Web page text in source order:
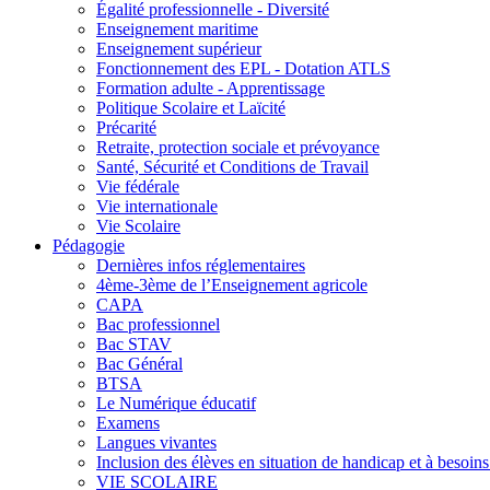
Égalité professionnelle - Diversité
Enseignement maritime
Enseignement supérieur
Fonctionnement des EPL - Dotation ATLS
Formation adulte - Apprentissage
Politique Scolaire et Laïcité
Précarité
Retraite, protection sociale et prévoyance
Santé, Sécurité et Conditions de Travail
Vie fédérale
Vie internationale
Vie Scolaire
Pédagogie
Dernières infos réglementaires
4ème-3ème de l’Enseignement agricole
CAPA
Bac professionnel
Bac STAV
Bac Général
BTSA
Le Numérique éducatif
Examens
Langues vivantes
Inclusion des élèves en situation de handicap et à
VIE SCOLAIRE